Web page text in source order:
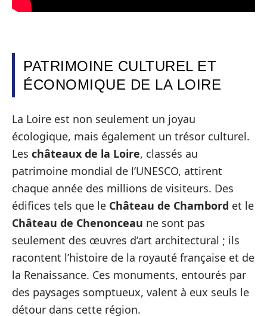
PATRIMOINE CULTUREL ET
ÉCONOMIQUE DE LA LOIRE
La Loire est non seulement un joyau
écologique, mais également un trésor culturel.
Les châteaux de la Loire, classés au
patrimoine mondial de l’UNESCO, attirent
chaque année des millions de visiteurs. Des
édifices tels que le Château de Chambord et le
Château de Chenonceau ne sont pas
seulement des œuvres d’art architectural ; ils
racontent l’histoire de la royauté française et de
la Renaissance. Ces monuments, entourés par
des paysages somptueux, valent à eux seuls le
détour dans cette région.